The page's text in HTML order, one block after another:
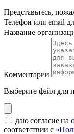
Представьтесь,
Телефон или email
Название
Комментарии
Выберите файл для
даю согласие на
соответствии с